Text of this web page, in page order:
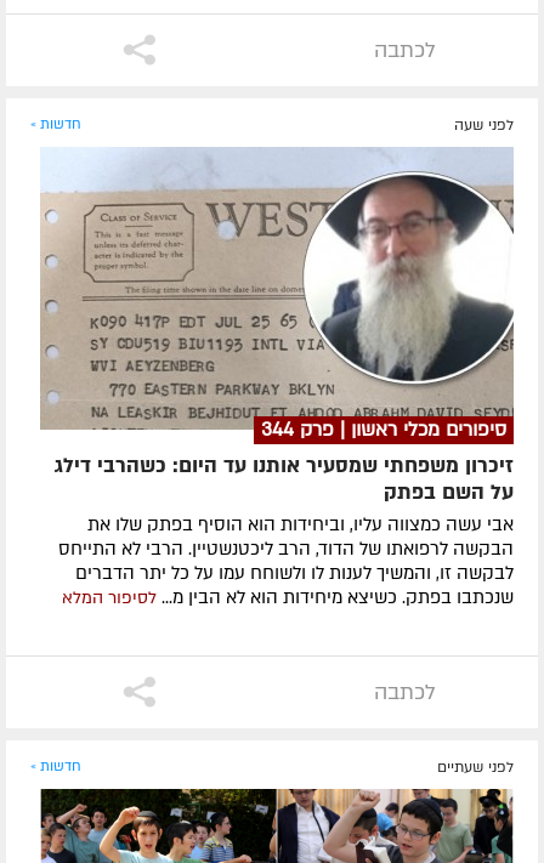
לכתבה
לפני שעה חדשות »
סיפורים מכלי ראשון | פרק 344
זיכרון משפחתי שמסעיר אותנו עד היום: כשהרבי דילג
על השם בפתק
אבי עשה כמצווה עליו, וביחידות הוא הוסיף בפתק שלו את
הבקשה לרפואתו של הדוד, הרב ליכטנשטיין. הרבי לא התייחס
לבקשה זו, והמשיך לענות לו ולשוחח עמו על כל יתר הדברים
שנכתבו בפתק. כשיצא מיחידות הוא לא הבין מ... לסיפור המלא
לכתבה
לפני שעתיים חדשות »